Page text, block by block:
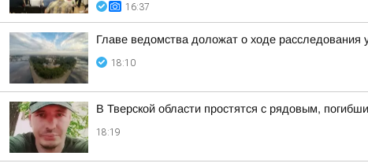
16:37
Главе ведомства доложат о ходе расследования
18:10
В Тверской области простятся с рядовым,
18:19